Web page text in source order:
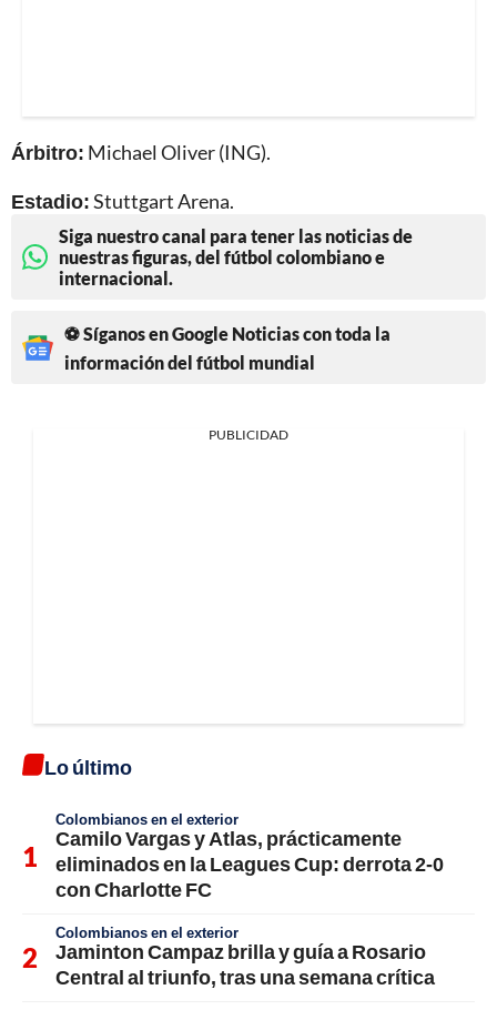
Árbitro: Michael Oliver (ING).
Estadio:Stuttgart Arena.
Siga nuestro canal para tener las noticias de
nuestras figuras, del fútbol colombiano e
internacional.
⚽ Síganos en Google Noticias con toda la
información del fútbol mundial
PUBLICIDAD
Lo último
Colombianos en el exterior
Camilo Vargas y Atlas, prácticamente
eliminados en la Leagues Cup: derrota 2-0
con Charlotte FC
Colombianos en el exterior
Jaminton Campaz brilla y guía a Rosario
Central al triunfo, tras una semana crítica